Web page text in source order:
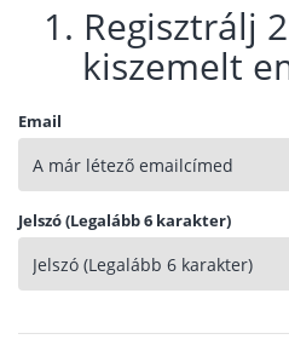
1. Regisztrálj
kiszemelt
Email
Jelszó (Legalább 6 karakter)